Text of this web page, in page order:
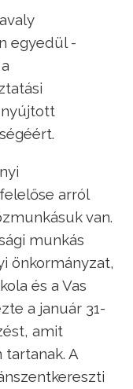
egyedül -
nyújtott
arról
van.
munkás
önkormányzat,
és a Vas
a január 31-
amit
A